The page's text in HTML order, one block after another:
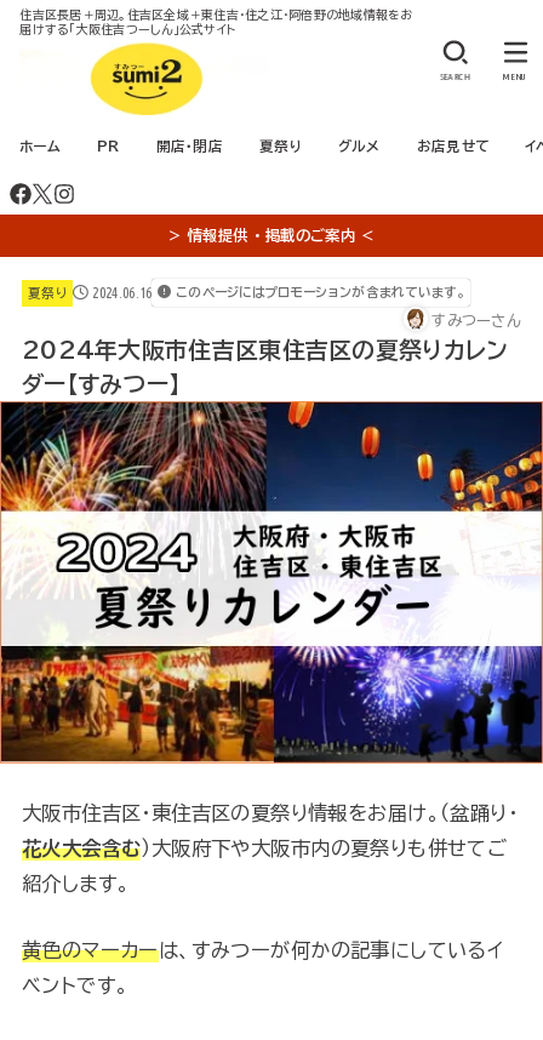
住吉区長居＋周辺。住吉区全域＋東住吉・住之江・阿倍野の地域情報をお
届けする「大阪住吉つーしん」公式サイト
ホーム PR 開店・閉店 夏祭り グルメ お店見せて イ
SEARCH MENU
＞ 情報提供 ・ 掲載のご案内 ＜
夏祭り 2024.06.16 このページにはプロモーションが含まれています。
すみつーさん
2024年大阪市住吉区東住吉区の夏祭りカレン
ダー【すみつー】
大阪市住吉区・東住吉区の夏祭り情報をお届け。（盆踊り・
花火大会含む）大阪府下や大阪市内の夏祭りも併せてご
紹介します。
黄色のマーカーは、すみつーが何かの記事にしているイ
ベントです。